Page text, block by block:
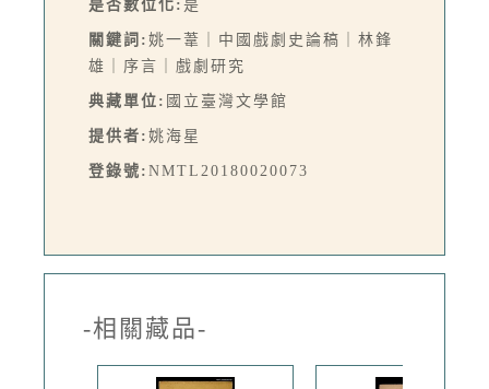
是否數位化: 是
關鍵詞: 姚一葦｜中國戲劇史論稿｜林鋒
雄｜序言｜戲劇研究
典藏單位: 國立臺灣文學館
提供者: 姚海星
登錄號: NMTL20180020073
-相關藏品-